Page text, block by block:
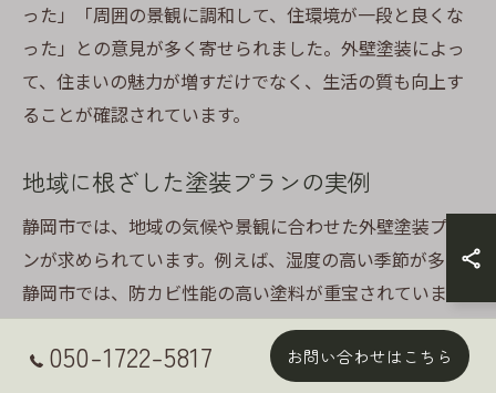
った」「周囲の景観に調和して、住環境が一段と良くな
った」との意見が多く寄せられました。外壁塗装によっ
て、住まいの魅力が増すだけでなく、生活の質も向上す
ることが確認されています。
地域に根ざした塗装プランの実例
静岡市では、地域の気候や景観に合わせた外壁塗装プラ
ンが求められています。例えば、湿度の高い季節が多い
静岡市では、防カビ性能の高い塗料が重宝されていま
す。また、地域特有の自然環境を考慮し、アースカラー
や自然素材を使用した塗装プランが人気です。こうした
050-1722-5817 お問い合わせはこちら